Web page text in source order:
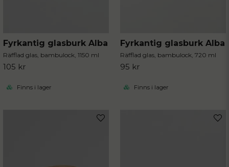
Fyrkantig glasburk Alba
Räfflad glas, bambulock, 1150 ml
105 kr
Finns i lager
Fyrkantig glasburk Alba
Räfflad glas, bambulock, 720 ml
95 kr
Finns i lager